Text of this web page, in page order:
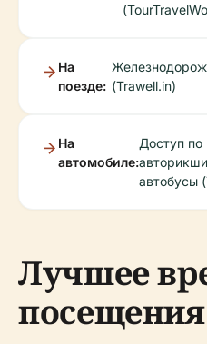
На
поезде: (Trawell.in)
На
автомобиле:
Доступ
автобусы
Лучшее
посещения